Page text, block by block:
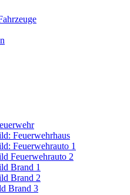
Feuerwehrhaus
Feuerwehrauto 1
Feuerwehrauto 2
Brand 1
Brand 2
Brand 3